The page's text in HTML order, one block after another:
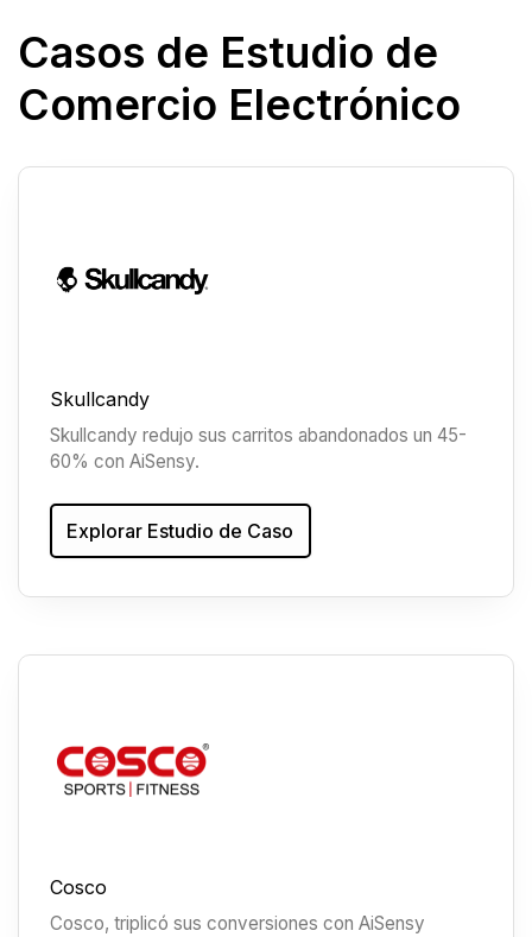
Casos de Estudio de
Comercio Electrónico
Skullcandy
Skullcandy redujo sus carritos abandonados un 45-
60% con AiSensy.
Explorar Estudio de Caso
Cosco
Cosco, triplicó sus conversiones con AiSensy